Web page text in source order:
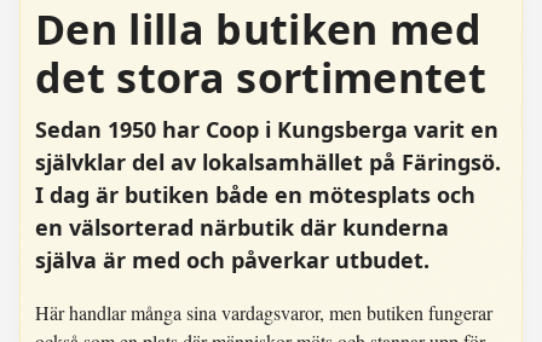
Den lilla butiken med
det stora sortimentet
Sedan 1950 har Coop i Kungsberga varit en
självklar del av lokalsamhället på Färingsö.
I dag är butiken både en mötesplats och
en välsorterad närbutik där kunderna
själva är med och påverkar utbudet.
Här handlar många sina vardagsvaror, men butiken fungerar